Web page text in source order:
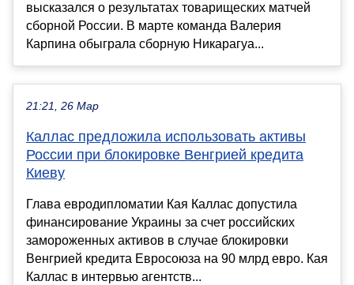
высказался о результатах товарищеских матчей
сборной России. В марте команда Валерия
Карпина обыграла сборную Никарагуа...
21:21, 26 Мар
Каллас предложила использовать активы
России при блокировке Венгрией кредита
Киеву
Глава евродипломатии Кая Каллас допустила
финансирование Украины за счет российских
замороженных активов в случае блокировки
Венгрией кредита Евросоюза на 90 млрд евро. Кая
Каллас в интервью агентств...